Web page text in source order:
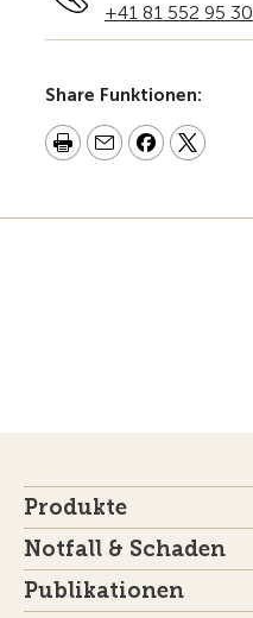
+41 81 552 95 30
Share Funktionen:
Produkte
Notfall & Schaden
Publikationen